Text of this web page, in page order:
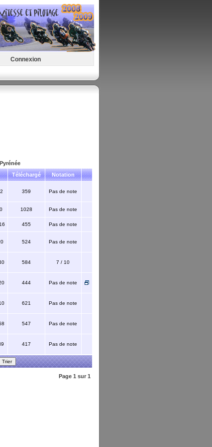
Connexion
Téléchargé Notation
359 Pas de note
1028 Pas de note
455 Pas de note
524 Pas de note
584 7 / 10
444 Pas de note
621 Pas de note
547 Pas de note
417 Pas de note
Page 1 sur 1